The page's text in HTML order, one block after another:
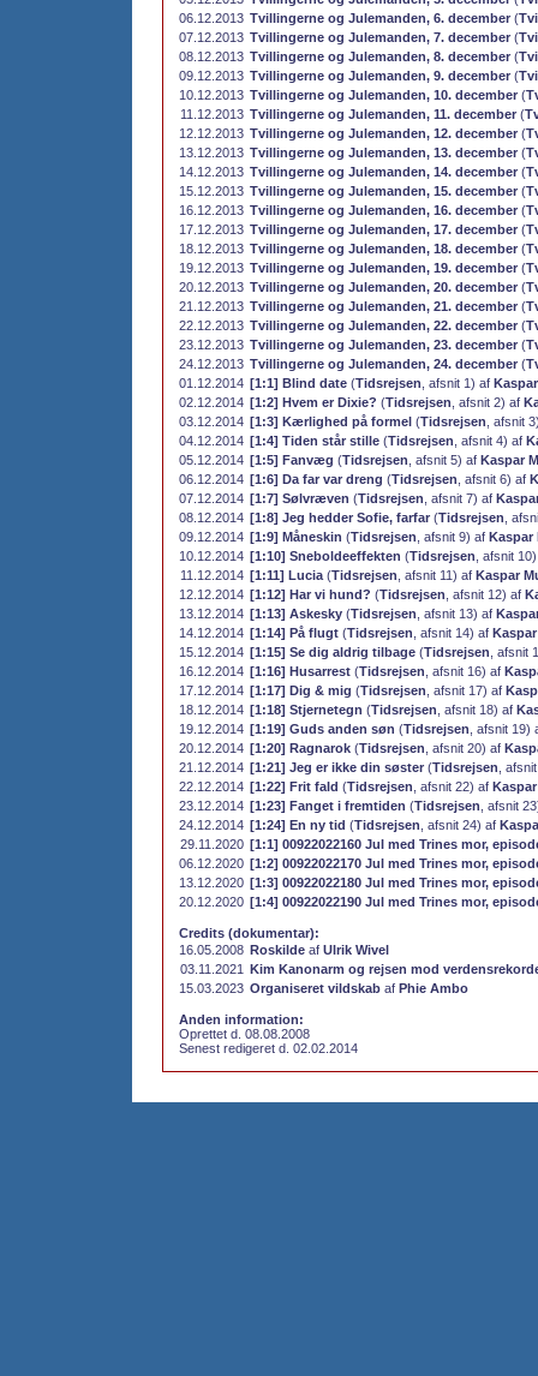
06.12.2013 Tvillingerne og Julemanden, 6. december (
07.12.2013 Tvillingerne og Julemanden, 7. december (
08.12.2013 Tvillingerne og Julemanden, 8. december (
09.12.2013 Tvillingerne og Julemanden, 9. december (
10.12.2013 Tvillingerne og Julemanden, 10. december (
11.12.2013 Tvillingerne og Julemanden, 11. december (
12.12.2013 Tvillingerne og Julemanden, 12. december (
13.12.2013 Tvillingerne og Julemanden, 13. december (
14.12.2013 Tvillingerne og Julemanden, 14. december (
15.12.2013 Tvillingerne og Julemanden, 15. december (
16.12.2013 Tvillingerne og Julemanden, 16. december (
17.12.2013 Tvillingerne og Julemanden, 17. december (
18.12.2013 Tvillingerne og Julemanden, 18. december (
19.12.2013 Tvillingerne og Julemanden, 19. december (
20.12.2013 Tvillingerne og Julemanden, 20. december (
21.12.2013 Tvillingerne og Julemanden, 21. december (
22.12.2013 Tvillingerne og Julemanden, 22. december (
23.12.2013 Tvillingerne og Julemanden, 23. december (
24.12.2013 Tvillingerne og Julemanden, 24. december (
01.12.2014 [1:1] Blind date (Tidsrejsen , afsnit 1) af
02.12.2014 [1:2] Hvem er Dixie? (Tidsrejsen , afsnit 2) af
03.12.2014 [1:3] Kærlighed på formel (Tidsrejsen , afsnit
04.12.2014 [1:4] Tiden står stille (Tidsrejsen , afsnit 4) af
05.12.2014 [1:5] Fanvæg (Tidsrejsen , afsnit 5) af Kaspar
06.12.2014 [1:6] Da far var dreng (Tidsrejsen , afsnit 6) af
07.12.2014 [1:7] Sølvræven (Tidsrejsen , afsnit 7) af
08.12.2014 [1:8] Jeg hedder Sofie, farfar (Tidsrejsen ,
09.12.2014 [1:9] Måneskin (Tidsrejsen , afsnit 9) af Kaspar
10.12.2014 [1:10] Sneboldeeffekten (Tidsrejsen , afsnit
11.12.2014 [1:11] Lucia (Tidsrejsen , afsnit 11) af Kaspar
12.12.2014 [1:12] Har vi hund? (Tidsrejsen , afsnit 12) af
13.12.2014 [1:13] Askesky (Tidsrejsen , afsnit 13) af
14.12.2014 [1:14] På flugt (Tidsrejsen , afsnit 14) af
15.12.2014 [1:15] Se dig aldrig tilbage (Tidsrejsen , afsnit
16.12.2014 [1:16] Husarrest (Tidsrejsen , afsnit 16) af
17.12.2014 [1:17] Dig & mig (Tidsrejsen , afsnit 17) af
18.12.2014 [1:18] Stjernetegn (Tidsrejsen , afsnit 18) af
19.12.2014 [1:19] Guds anden søn (Tidsrejsen , afsnit 19)
20.12.2014 [1:20] Ragnarok (Tidsrejsen , afsnit 20) af
21.12.2014 [1:21] Jeg er ikke din søster (Tidsrejsen ,
22.12.2014 [1:22] Frit fald (Tidsrejsen , afsnit 22) af
23.12.2014 [1:23] Fanget i fremtiden (Tidsrejsen , afsnit
24.12.2014 [1:24] En ny tid (Tidsrejsen , afsnit 24) af
29.11.2020 [1:1] 00922022160 Jul med Trines mor,
06.12.2020 [1:2] 00922022170 Jul med Trines mor,
13.12.2020 [1:3] 00922022180 Jul med Trines mor,
20.12.2020 [1:4] 00922022190 Jul med Trines mor,
Credits (dokumentar):
16.05.2008 Roskilde af Ulrik Wivel
03.11.2021 Kim Kanonarm og rejsen mod
15.03.2023 Organiseret vildskab af Phie Ambo
Anden information:
Oprettet d. 08.08.2008
Senest redigeret d. 02.02.2014